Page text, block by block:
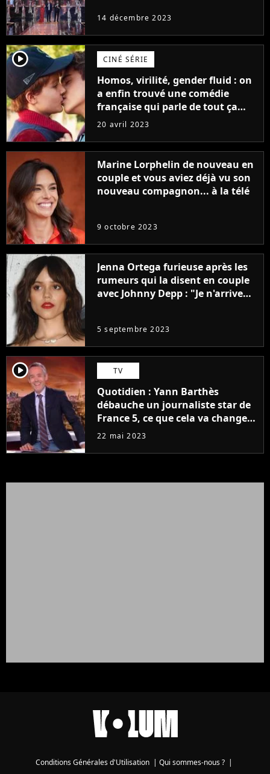
14 décembre 2023
player2 CINÉ SÉRIE
Homos, virilité, gender fluid : on
a enfin trouvé une comédie
française qui parle de tout ça
sans être super ringarde
20 avril 2023
Marine Lorphelin de nouveau en
couple et vous aviez déjà vu son
nouveau compagnon... à la télé
9 octobre 2023
Jenna Ortega furieuse après les
rumeurs qui la disent en couple
avec Johnny Depp : "Je n'arrive
5 septembre 2023
player2 TV
Quotidien : Yann Barthès
débauche un journaliste star de
France 5, ce que cela va changer
à la rentrée
22 mai 2023
Conditions Générales d'Utilisation | Qui sommes-nous ? |